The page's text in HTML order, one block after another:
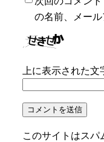
の名前、メール
上に表示された文
このサイトはス